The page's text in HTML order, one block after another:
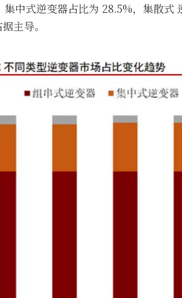
中式逆变器占比为 28.5%，集散式
主导。